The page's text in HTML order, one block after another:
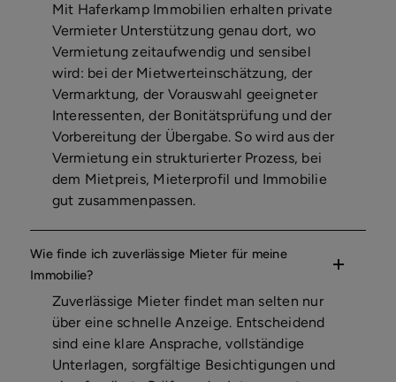
Mit Haferkamp Immobilien erhalten private
Vermieter Unterstützung genau dort, wo
Vermietung zeitaufwendig und sensibel
wird: bei der Mietwerteinschätzung, der
Vermarktung, der Vorauswahl geeigneter
Interessenten, der Bonitätsprüfung und der
Vorbereitung der Übergabe. So wird aus der
Vermietung ein strukturierter Prozess, bei
dem Mietpreis, Mieterprofil und Immobilie
gut zusammenpassen.
Wie finde ich zuverlässige Mieter für meine
Immobilie?
Zuverlässige Mieter findet man selten nur
über eine schnelle Anzeige. Entscheidend
sind eine klare Ansprache, vollständige
Unterlagen, sorgfältige Besichtigungen und